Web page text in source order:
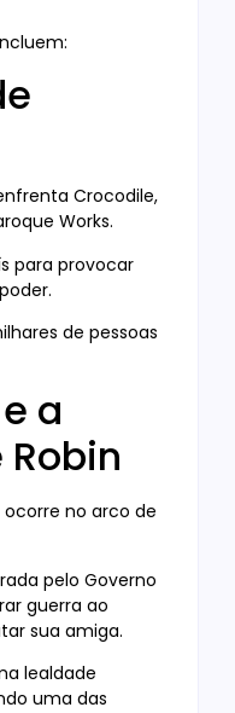
Crocodile,
Works.
para provocar
de pessoas
a
no arco de
pelo Governo
guerra ao
sua amiga.
lealdade
uma das